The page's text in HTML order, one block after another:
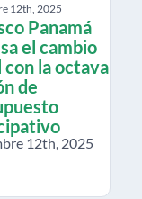
12th, 2025
Panamá
el cambio
con la octava
de
12th, 2025